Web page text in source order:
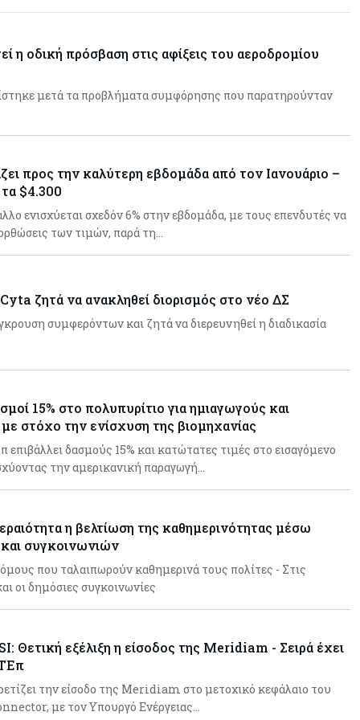
η οδική πρόσβαση στις αφίξεις του αεροδρομίου
μετά τα προβλήματα συμφόρησης που παρατηρούνταν
προς την καλύτερη εβδομάδα από τον Ιανουάριο –
$4.300
ενισχύεται σχεδόν 6% στην εβδομάδα, με τους επενδυτές να
των τιμών, παρά τη…
ζητά να ανακληθεί διορισμός στο νέο ΔΣ
συμφερόντων και ζητά να διερευνηθεί η διαδικασία
15% στο πολυπυρίτιο για ημιαγωγούς και
στόχο την ενίσχυση της βιομηχανίας
δασμούς 15% και κατώτατες τιμές στο εισαγόμενο
την αμερικανική παραγωγή…
η βελτίωση της καθημερινότητας μέσω
συγκοινωνιών
που ταλαιπωρούν καθημερινά τους πολίτες - Στις
οι δημόσιες συγκοινωνίες
Θετική εξέλιξη η είσοδος της Meridiam - Σειρά έχει
την είσοδο της Meridiam στο μετοχικό κεφάλαιο του
με τον Υπουργό Ενέργειας…